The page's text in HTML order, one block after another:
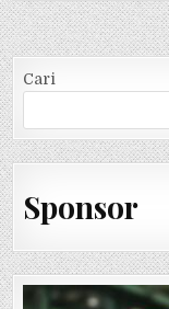
Cari
Sponsor